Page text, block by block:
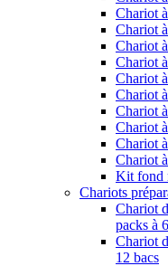
Chariot
Chariot
Chariot
Chariot
Chariot
Chariot
Chariot
Chariot
Chariot
Chariot
Kit fond
Chariots
Chariot
packs à
Chariot
12 bacs